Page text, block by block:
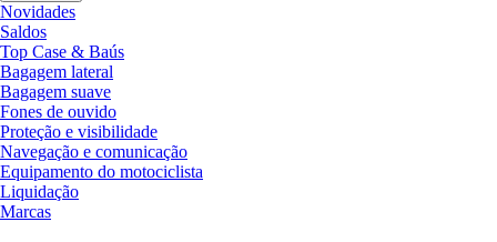
Novidades
Saldos
Top Case & Baús
Bagagem lateral
Bagagem suave
Fones de ouvido
Proteção e visibilidade
Navegação e comunicação
Equipamento do motociclista
Liquidação
Marcas